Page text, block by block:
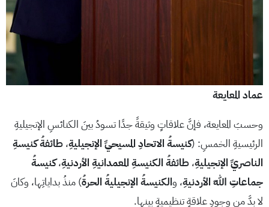
عماد المعايعة
وحسبَ المعايعة، فإنَّ علاقاتٍ وثيقةً جدًا تسودُ بينَ الكنائسِ الإنجيليةِ
الرئيسيةِ الخمسِ: (كنيسةُ الاتحادِ المسيحيِّ الإنجيليةِ، طائفةُ كنيسةِ
الناصريِّ الإنجيليةِ، طائفةُ الكنيسةِ المعمدانيةِ الأردنيةِ،كنيسةُ
جماعاتِ اللهِ الأردنيةِ، والكنيسةُ الإنجيليةُ الحرةُ) منذُ بداياتِها، وكانَ
لا بدَّ من وجودِ علاقةٍ تنظيميةٍ بينها.